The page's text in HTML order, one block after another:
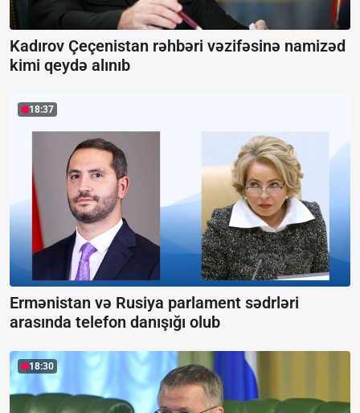
Kadırov Çeçenistan rəhbəri vəzifəsinə namizəd
kimi qeydə alınıb
18:37
Ermənistan və Rusiya parlament sədrləri
arasında telefon danışığı olub
18:30